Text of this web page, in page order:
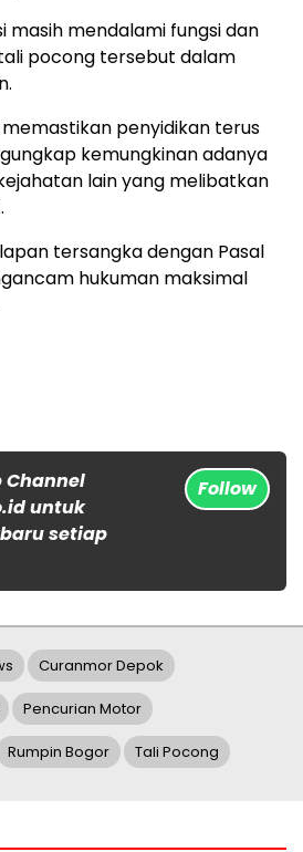
masih mendalami fungsi dan
pocong tersebut dalam
penyidikan terus
kemungkinan adanya
lain yang melibatkan
tersangka dengan Pasal
hukuman maksimal
Channel
untuk
setiap
Follow
Curanmor Depok
Pencurian Motor
Rumpin Bogor Tali Pocong